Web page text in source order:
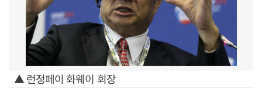
▲ 런정페이 화웨이 회장